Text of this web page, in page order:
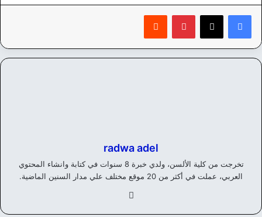
بينتيريست
radwa adel
تخرجت من كلية الألسن، ولدي خبرة 8 سنوات في كتابة وانشاء المحتوي
العربي، عملت في أكثر من 20 موقع مختلف علي مدار السنين الماضية.